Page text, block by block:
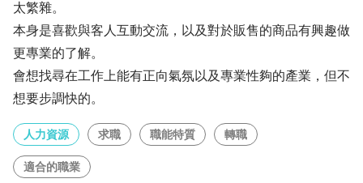
太繁雜。
本身是喜歡與客人互動交流，以及對於販售的商品有興趣做
更專業的了解。
會想找尋在工作上能有正向氣氛以及專業性夠的產業，但不
想要步調快的。
人力資源 求職 職能特質 轉職
適合的職業